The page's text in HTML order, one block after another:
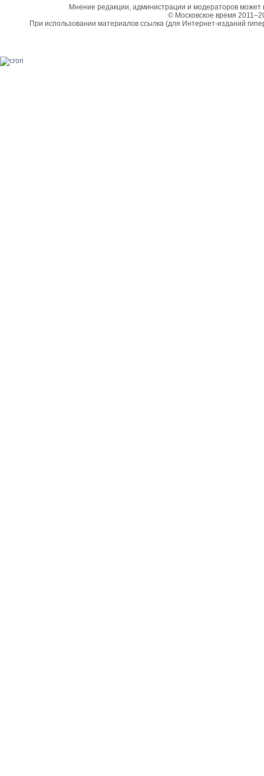
Мнение редакции, администрации и модераторов может
© Московское время
При использовании материалов ссылка (для Интернет-изданий